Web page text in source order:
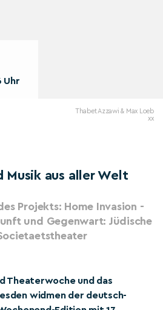
Uhr
Thabet Azzawi & Max Loeb
xx
Musik aus aller Welt
Projekts: Home Invasion -
und Gegenwart: Jüdische
Theaterwoche und das
widmen der deutsch-